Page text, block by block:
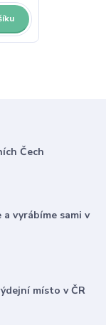
Čech
vyrábíme sami v
místo v ČR